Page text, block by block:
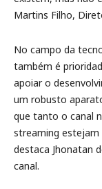
Martins Filho,
No campo da
também é
apoiar o
um robusto
que tanto o canal
streaming estejam
destaca Jhonatan
canal.